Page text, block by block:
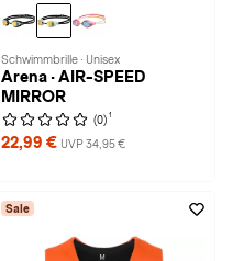
Schwimmbrille · Unisex
Arena · AIR-SPEED
MIRROR
(0) 1
22,99 € UVP 34,95 €
Sale